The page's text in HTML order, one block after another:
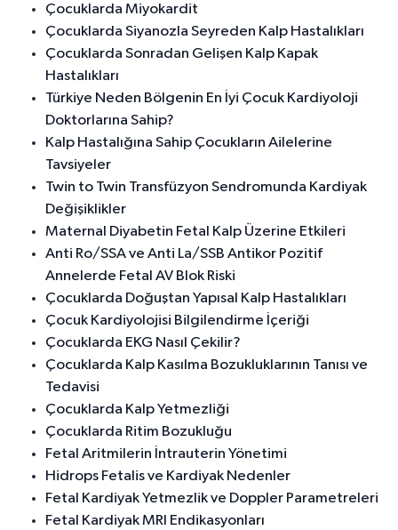
Çocuklarda Miyokardit
Çocuklarda Siyanozla Seyreden Kalp Hastalıkları
Çocuklarda Sonradan Gelişen Kalp Kapak
Hastalıkları
Türkiye Neden Bölgenin En İyi Çocuk Kardiyoloji
Doktorlarına Sahip?
Kalp Hastalığına Sahip Çocukların Ailelerine
Tavsiyeler
Twin to Twin Transfüzyon Sendromunda Kardiyak
Değişiklikler
Maternal Diyabetin Fetal Kalp Üzerine Etkileri
Anti Ro/SSA ve Anti La/SSB Antikor Pozitif
Annelerde Fetal AV Blok Riski
Çocuklarda Doğuştan Yapısal Kalp Hastalıkları
Çocuk Kardiyolojisi Bilgilendirme İçeriği
Çocuklarda EKG Nasıl Çekilir?
Çocuklarda Kalp Kasılma Bozukluklarının Tanısı ve
Tedavisi
Çocuklarda Kalp Yetmezliği
Çocuklarda Ritim Bozukluğu
Fetal Aritmilerin İntrauterin Yönetimi
Hidrops Fetalis ve Kardiyak Nedenler
Fetal Kardiyak Yetmezlik ve Doppler Parametreleri
Fetal Kardiyak MRI Endikasyonları